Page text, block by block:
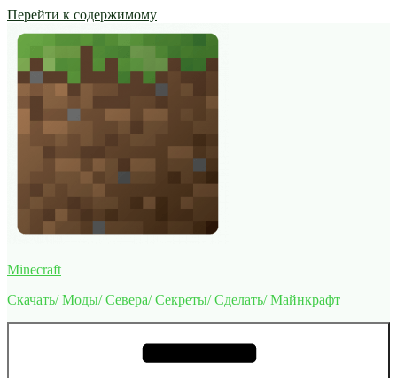
Перейти к содержимому
Minecraft
Скачать/ Моды/ Севера/ Секреты/ Сделать/ Майнкрафт